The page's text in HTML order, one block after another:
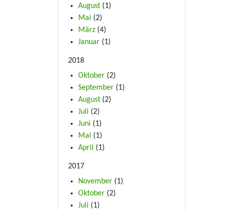
August (1)
Mai (2)
März (4)
Januar (1)
2018
Oktober (2)
September (1)
August (2)
Juli (2)
Juni (1)
Mai (1)
April
(1)
2017
November (1)
Oktober (2)
Juli (1)